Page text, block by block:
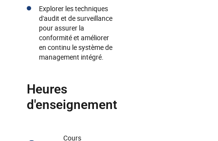
Explorer les techniques
d'audit et de surveillance
pour assurer la
conformité et améliorer
en continu le système de
management intégré.
Heures
d'enseignement
Cours